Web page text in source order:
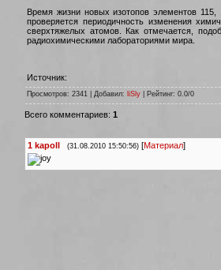
Время жизни новых изотопов элементов
проверяется периодичность изменения
сверхтяжелых атомов. Как отмечается,
радиохимическими лабораториями мира.
Источник:
Просмотров: 2341 | Добавил: liSly Рейтинг: 0.0/0
Всего комментариев: 1
1 kapoll (31.08.2010 15:50:56) [Материал]